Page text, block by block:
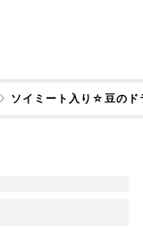
ソイミート入り☆豆のド